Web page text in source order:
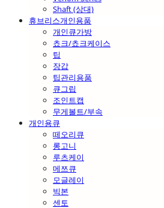
Shaft (상대)
휴브리스개인용품
개인큐가방
쵸크/쵸크케이스
팁
장갑
팁관리용품
큐그립
조인트캡
무게볼트/부속
개인용큐
떼오리큐
롱고니
루츠케이
메쯔큐
모글레이
빅본
센토